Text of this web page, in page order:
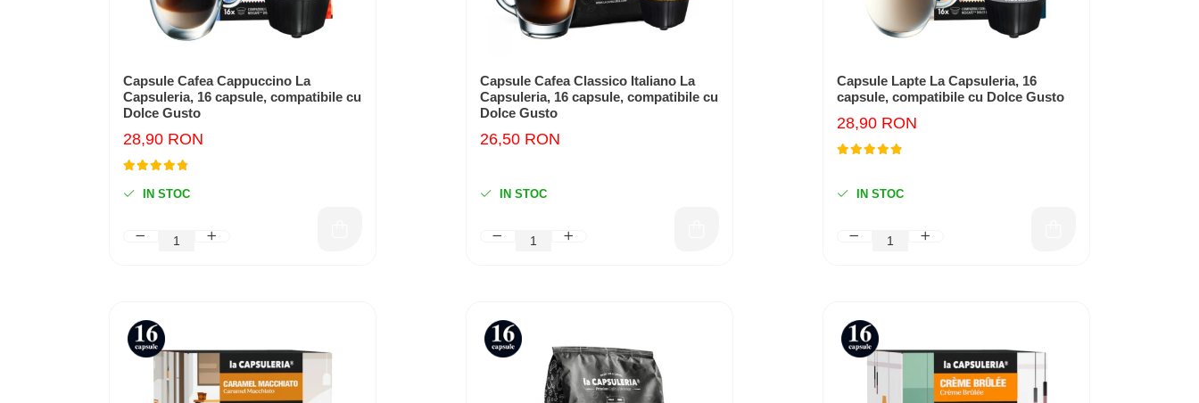
Capsule Cafea Cappuccino La
Capsuleria, 16 capsule, compatibile cu
Dolce Gusto
28,90 RON
IN STOC
Capsule Cafea Classico Italiano La
Capsuleria, 16 capsule, compatibile cu
Dolce Gusto
26,50 RON
IN STOC
Capsule Lapte La Capsuleria, 16
capsule, compatibile cu Dolce Gusto
28,90 RON
IN STOC